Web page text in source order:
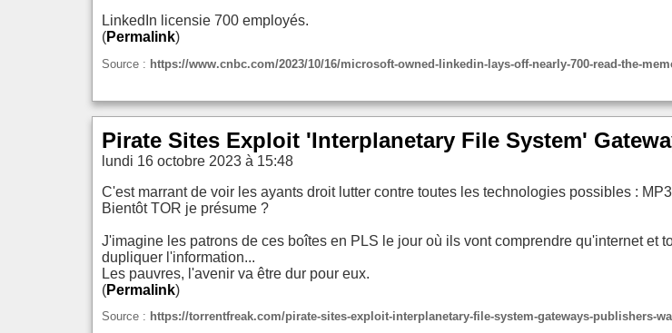
LinkedIn licensie 700 employés.
(Permalink)
Source : https://www.cnbc.com/2023/10/16/microsoft-owned-linkedin-lays-off-nearly-700-read-the-
Pirate Sites Exploit 'Interplanetary File System'
lundi 16 octobre 2023 à 15:48
C'est marrant de voir les ayants droit lutter contre toutes les technologies possibles :
Bientôt TOR je présume ?
J'imagine les patrons de ces boîtes en PLS le jour où ils vont comprendre qu'internet et
dupliquer l'information...
Les pauvres, l'avenir va être dur pour eux.
(Permalink)
Source : https://torrentfreak.com/pirate-sites-exploit-interplanetary-file-system-gateways-publishers-